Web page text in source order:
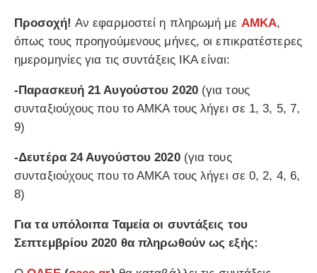
Προσοχή! Αν εφαρμοστεί η πληρωμή με ΑΜΚΑ,
όπως τους προηγούμενους μήνες, οι επικρατέστερες
ημερομηνίες για τις συντάξεις ΙΚΑ είναι:
-Παρασκευή 21 Αυγούστου 2020(για τους
συνταξιούχους που το ΑΜΚΑ τους λήγει σε 1, 3, 5, 7,
9)
-Δευτέρα 24 Αυγούστου 2020(για τους
συνταξιούχους που το ΑΜΚΑ τους λήγει σε 0, 2, 4, 6,
8)
Για τα υπόλοιπα Ταμεία οι συντάξεις του
Σεπτεμβρίου 2020 θα πληρωθούν ως εξής: